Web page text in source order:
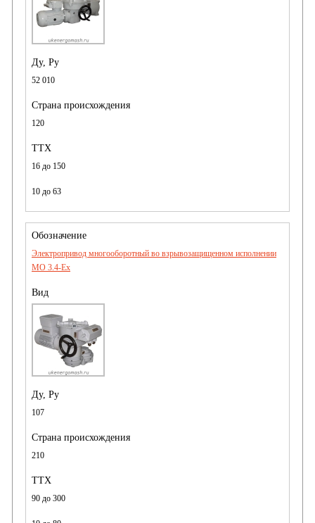
52 010
120
16 до 150
10 до 63
Электропривод многооборотный во взрывозащищенном исполнении
MO 3.4-Ex
107
210
90 до 300